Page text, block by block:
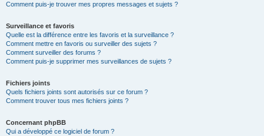
Comment puis-je trouver mes propres messages et sujets ?
Surveillance et favoris
Quelle est la différence entre les favoris et la surveillance ?
Comment mettre en favoris ou surveiller des sujets ?
Comment surveiller des forums ?
Comment puis-je supprimer mes surveillances de sujets ?
Fichiers joints
Quels fichiers joints sont autorisés sur ce forum ?
Comment trouver tous mes fichiers joints ?
Concernant phpBB
Qui a développé ce logiciel de forum ?